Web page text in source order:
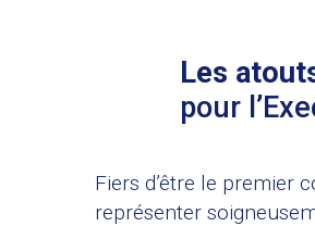
Les
pour
Fiers d’être le premier
représenter